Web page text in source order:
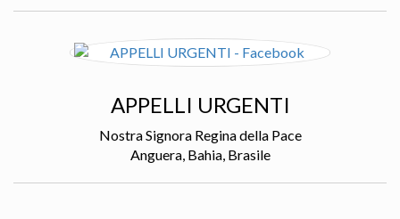
APPELLI URGENTI
Nostra Signora Regina della Pace
Anguera, Bahia, Brasile